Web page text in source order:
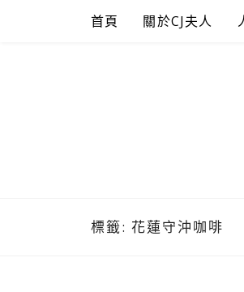
首頁 關於CJ夫人
標籤: 花蓮守沖咖啡